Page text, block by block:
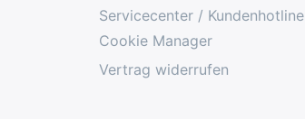
Servicecenter / Kundenhotline
Cookie Manager
Vertrag widerrufen